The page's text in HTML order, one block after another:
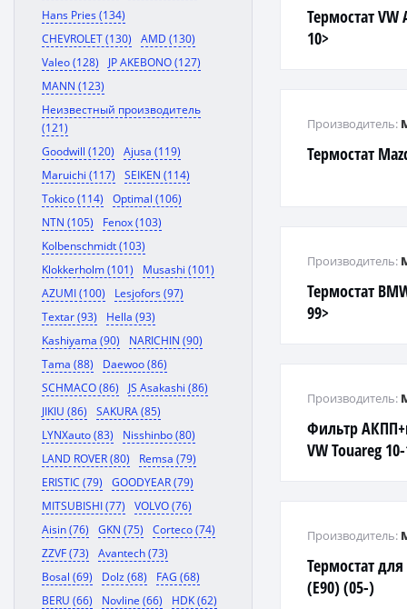
Hans Pries (134)
CHEVROLET (130)
AMD (130)
Valeo (128)
JP AKEBONO (127)
MANN (123)
Неизвестный производитель
(121)
Goodwill (120)
Ajusa (119)
Maruichi (117)
SEIKEN (114)
Tokico (114)
Optimal (106)
NTN (105)
Fenox (103)
Kolbenschmidt (103)
Klokkerholm (101)
Musashi (101)
AZUMI (100)
Lesjofors (97)
Textar (93)
Hella (93)
Kashiyama (90)
NARICHIN (90)
Tama (88)
Daewoo (86)
SCHMACO (86)
JS Asakashi (86)
JIKIU (86)
SAKURA (85)
LYNXauto (83)
Nisshinbo (80)
LAND ROVER (80)
Remsa (79)
ERISTIC (79)
GOODYEAR (79)
MITSUBISHI (77)
VOLVO (76)
Aisin (76)
GKN (75)
Corteco (74)
ZZVF (73)
Avantech (73)
Bosal (69)
Dolz (68)
FAG (68)
BERU (66)
Novline (66)
HDK (62)
Термостат
10>
Термостат
Производитель:
Термостат
99>
Производитель:
Фильтр
VW Touareg
Производитель:
Термостат
(E90) (05-)
Производитель: